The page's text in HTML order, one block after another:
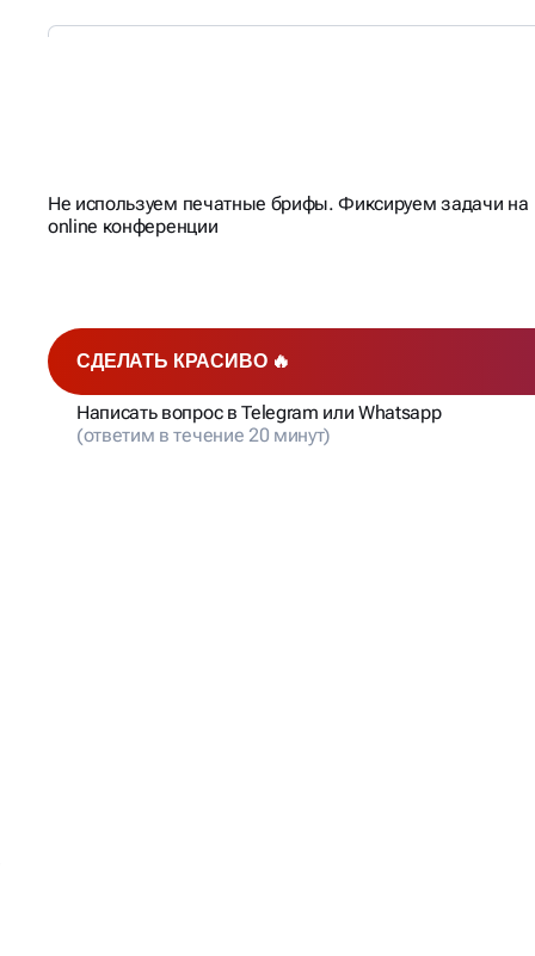
УДОБНЫМИ
Не используем печатные брифы. Фиксируем задачи на
online конференции
СДЕЛАТЬ КРАСИВО 🔥
Написать вопрос в Telegram или Whatsapp
(ответим в течение 20 минут)